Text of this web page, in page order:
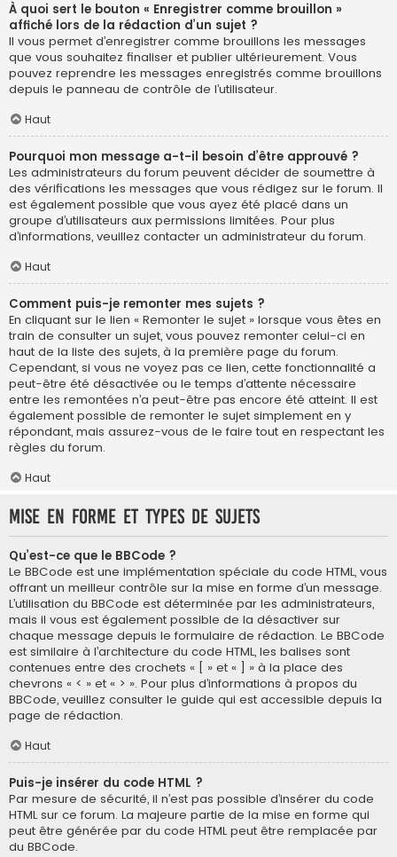
À quoi sert le bouton « Enregistrer comme brouillon »
affiché lors de la rédaction d’un sujet ?
Il vous permet d’enregistrer comme brouillons les messages
que vous souhaitez finaliser et publier ultérieurement. Vous
pouvez reprendre les messages enregistrés comme brouillons
depuis le panneau de contrôle de l’utilisateur.
Haut
Pourquoi mon message a-t-il besoin d’être approuvé ?
Les administrateurs du forum peuvent décider de soumettre à
des vérifications les messages que vous rédigez sur le forum. Il
est également possible que vous ayez été placé dans un
groupe d’utilisateurs aux permissions limitées. Pour plus
d’informations, veuillez contacter un administrateur du forum.
Haut
Comment puis-je remonter mes sujets ?
En cliquant sur le lien « Remonter le sujet » lorsque vous êtes en
train de consulter un sujet, vous pouvez remonter celui-ci en
haut de la liste des sujets, à la première page du forum.
Cependant, si vous ne voyez pas ce lien, cette fonctionnalité a
peut-être été désactivée ou le temps d’attente nécessaire
entre les remontées n’a peut-être pas encore été atteint. Il est
également possible de remonter le sujet simplement en y
répondant, mais assurez-vous de le faire tout en respectant les
règles du forum.
Haut
Mise en forme et types de sujets
Qu’est-ce que le BBCode ?
Le BBCode est une implémentation spéciale du code HTML, vous
offrant un meilleur contrôle sur la mise en forme d’un message.
L’utilisation du BBCode est déterminée par les administrateurs,
mais il vous est également possible de la désactiver sur
chaque message depuis le formulaire de rédaction. Le BBCode
est similaire à l’architecture du code HTML, les balises sont
contenues entre des crochets « [ » et « ] » à la place des
chevrons « < » et « > ». Pour plus d’informations à propos du
BBCode, veuillez consulter le guide qui est accessible depuis la
page de rédaction.
Haut
Puis-je insérer du code HTML ?
Par mesure de sécurité, il n’est pas possible d’insérer du code
HTML sur ce forum. La majeure partie de la mise en forme qui
peut être générée par du code HTML peut être remplacée par
du BBCode.